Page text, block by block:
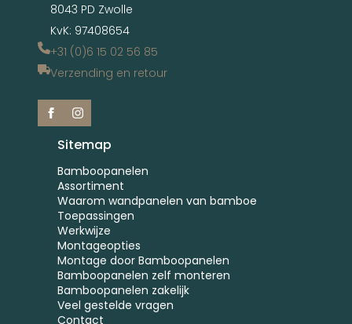
8043 PD Zwolle
KvK: 97408654
+31 (0)6 15 02 56 85
Verzending en retour
Sitemap
Bamboopanelen
Assortiment
Waarom wandpanelen van bamboe
Toepassingen
Werkwijze
Montageopties
Montage door Bamboopanelen
Bamboopanelen zelf monteren
Bamboopanelen zakelijk
Veel gestelde vragen
Contact